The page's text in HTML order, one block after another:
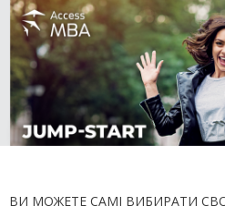
ВИ МОЖЕТЕ САМІ ВИБИРАТИ